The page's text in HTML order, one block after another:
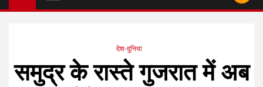
देश-दुनिया
समुद्र के रास्ते गुजरात में अब